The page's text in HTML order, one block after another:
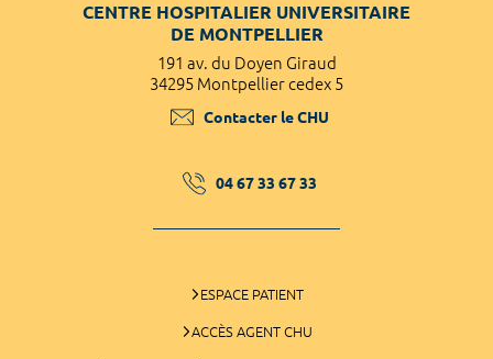
CENTRE HOSPITALIER UNIVERSITAIRE
DE MONTPELLIER
191 av. du Doyen Giraud
34295 Montpellier cedex 5
Contacter le CHU
04 67 33 67 33
ESPACE PATIENT
ACCÈS AGENT CHU